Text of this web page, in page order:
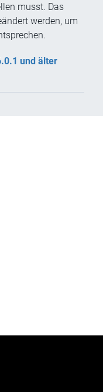
musst. Das
werden, um
und älter